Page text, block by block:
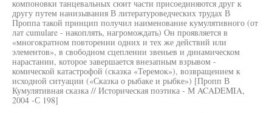
компоновки танцевальных сюит части присоединяются друг к
другу путем нанизывания В литературоведческих трудах В
Проппа такой принцип получил наименование кумулятивного (от
лат cumulare - накоплять, нагромождать) Он проявляется в
«многократном повторении одних и тех же действий или
элементов», в свободном сцеплении звеньев и динамическом
нарастании, которое завершается внезапным взрывом -
комической катастрофой (сказка «Теремок»), возвращением к
исходной ситуации («Сказка о рыбаке и рыбке») [Пропп В
Кумулятивная сказка // Историческая поэтика - М ACADEMIA,
2004 -С 198]